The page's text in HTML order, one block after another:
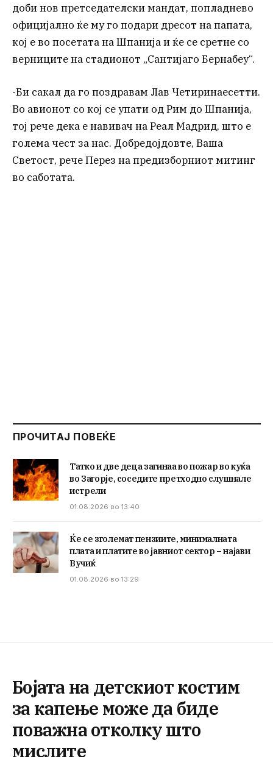
доби нов претседателски мандат, попладнево
официјално ќе му го подари дресот на папата,
кој е во посетата на Шпанија и ќе се сретне со
верниците на стадионот „Сантијаго Бернабеу“.
-Би сакал да го поздравам Лав Четиринаесетти.
Во авионот со кој се упати од Рим до Шпанија,
тој рече дека е навивач на Реал Мадрид, што е
голема чест за нас. Добредојдовте, Ваша
Светост, рече Перез на предизборниот митинг
во саботата.
ПРОЧИТАЈ ПОВЕЌЕ
Татко и две деца загинаа во пожар во куќа
во Загорје, соседите претходно слушнале
истрели
01.08.2026 во 13:40
Ќе се зголемат пензиите, минималната
плата и платите во јавниот сектор – најави
Вучиќ
01.08.2026 во 13:29
Бојата на детскиот костим
за капење може да биде
поважна отколку што
мислите